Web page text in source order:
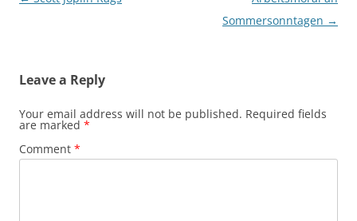
Sommersonntagen →
Leave a Reply
Your email address will not be published. Required fields
are marked *
Comment *